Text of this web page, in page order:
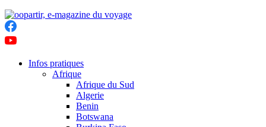
Infos pratiques
Afrique
Afrique du Sud
Algerie
Benin
Botswana